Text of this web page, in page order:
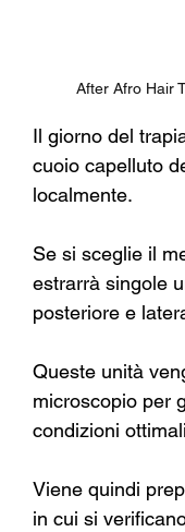
After Afro Hair
Il giorno del
cuoio capelluto
localmente.
Se si sceglie il
estrarrà singole
posteriore e
Queste unità
microscopio per
condizioni
Viene quindi
in cui si